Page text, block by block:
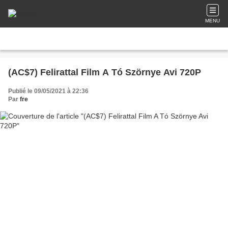
MENU
(AC$7) Felirattal Film A Tó Szörnye Avi 720P
Publié le 09/05/2021 à 22:36
Par fre